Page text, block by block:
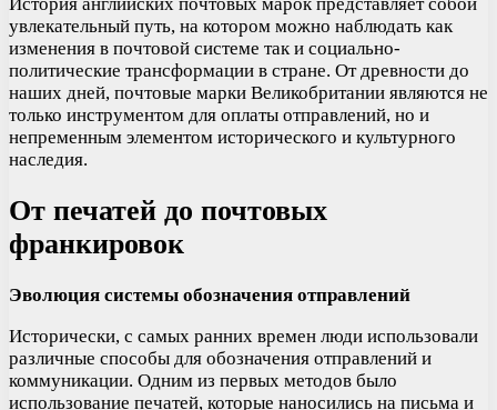
увлекательный путь, на котором можно наблюдать как
изменения в почтовой системе так и социально-
политические трансформации в стране. От древности до
наших дней, почтовые марки Великобритании являются не
только инструментом для оплаты отправлений, но и
непременным элементом исторического и культурного
наследия.
От печатей до почтовых
франкировок
Эволюция системы обозначения отправлений
Исторически, с самых ранних времен люди использовали
различные способы для обозначения отправлений и
коммуникации. Одним из первых методов было
использование печатей, которые наносились на письма и